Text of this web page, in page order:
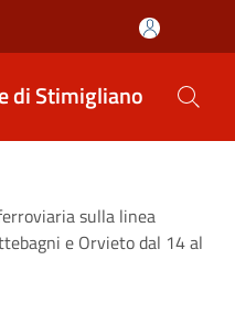
di Stimigliano
sulla linea
e Orvieto dal 14 al